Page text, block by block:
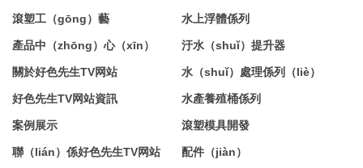
滾塑工（gōng）藝
產品中（zhōng）心（xīn）
關於好色先生TV网站
好色先生TV网站資訊
案例展示
聯（lián）係好色先生TV网站
水上浮體係列
汙水（shuǐ）提升器
水（shuǐ）處理係列（liè）
水產養殖桶係列
滾塑模具開發
配件（jiàn）